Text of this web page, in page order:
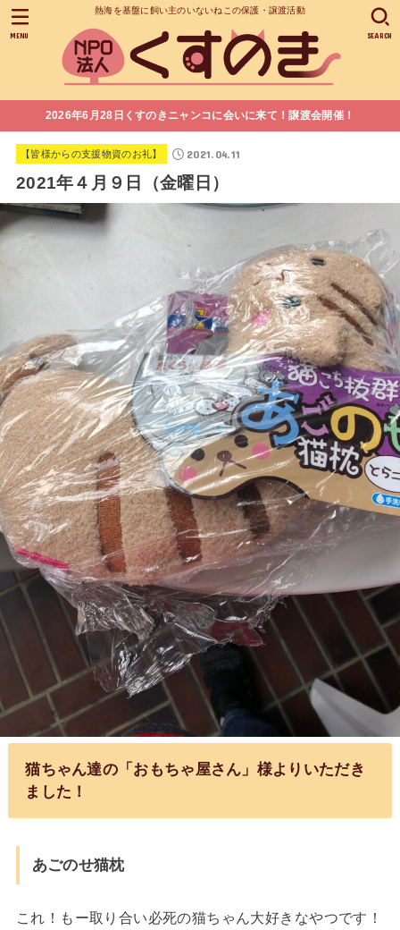
熱海を基盤に飼い主のいないねこの保護・譲渡活動
SEARCH
MENU
2026年6月28日くすのきニャンコに会いに来て！譲渡会開催！
【皆様からの支援物資のお礼】 2021.04.11
2021年４月９日（金曜日）
猫ちゃん達の「おもちゃ屋さん」様よりいただき
ました！
あごのせ猫枕
これ！もー取り合い必死の猫ちゃん大好きなやつです！